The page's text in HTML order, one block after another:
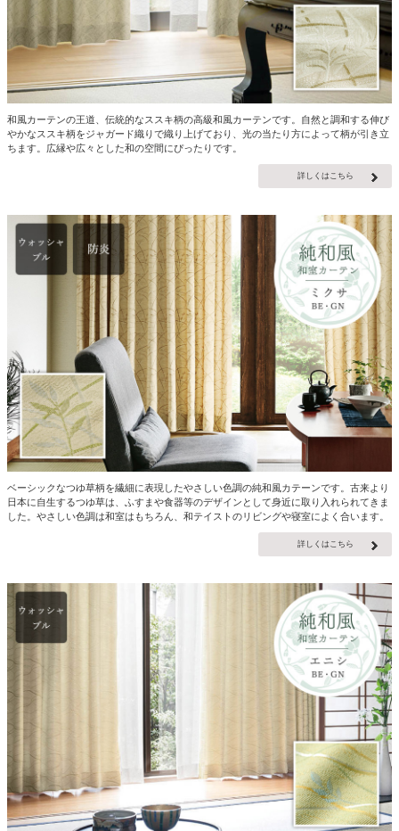
和風カーテンの王道、伝統的なススキ柄の高級和風カーテンです。自然と調和する伸び
やかなススキ柄をジャガード織りで織り上げており、光の当たり方によって柄が引き立
ちます。広縁や広々とした和の空間にぴったりです。
詳しくはこちら
ベーシックなつゆ草柄を繊細に表現したやさしい色調の純和風カテーンです。古来より
日本に自生するつゆ草は、ふすまや食器等のデザインとして身近に取り入れられてきま
した。やさしい色調は和室はもちろん、和テイストのリビングや寝室によく合います。
詳しくはこちら